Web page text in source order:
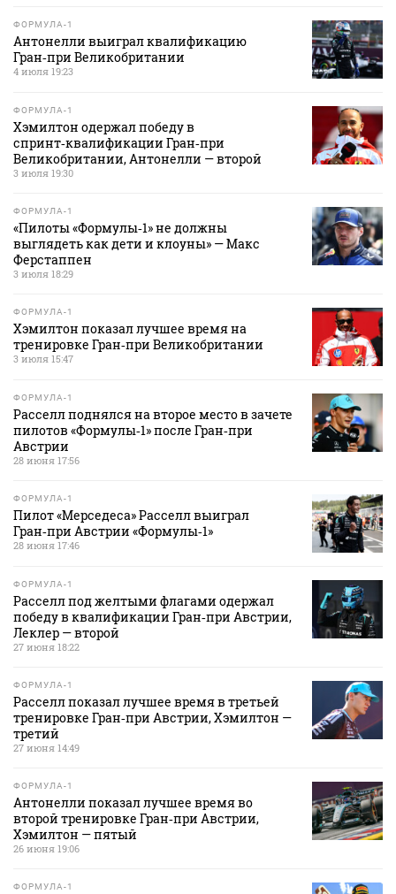
ФОРМУЛА-1
Антонелли выиграл квалификацию
Гран‑при Великобритании
4 июля 19:23
ФОРМУЛА-1
Хэмилтон одержал победу в
спринт‑квалификации Гран‑при
Великобритании, Антонелли — второй
3 июля 19:30
ФОРМУЛА-1
«Пилоты «Формулы‑1» не должны
выглядеть как дети и клоуны» — Макс
Ферстаппен
3 июля 18:29
ФОРМУЛА-1
Хэмилтон показал лучшее время на
тренировке Гран‑при Великобритании
3 июля 15:47
ФОРМУЛА-1
Расселл поднялся на второе место в зачете
пилотов «Формулы‑1» после Гран‑при
Австрии
28 июня 17:56
ФОРМУЛА-1
Пилот «Мерседеса» Расселл выиграл
Гран‑при Австрии «Формулы‑1»
28 июня 17:46
ФОРМУЛА-1
Расселл под желтыми флагами одержал
победу в квалификации Гран‑при Австрии,
Леклер — второй
27 июня 18:22
ФОРМУЛА-1
Расселл показал лучшее время в третьей
тренировке Гран‑при Австрии, Хэмилтон —
третий
27 июня 14:49
ФОРМУЛА-1
Антонелли показал лучшее время во
второй тренировке Гран‑при Австрии,
Хэмилтон — пятый
26 июня 19:06
ФОРМУЛА-1